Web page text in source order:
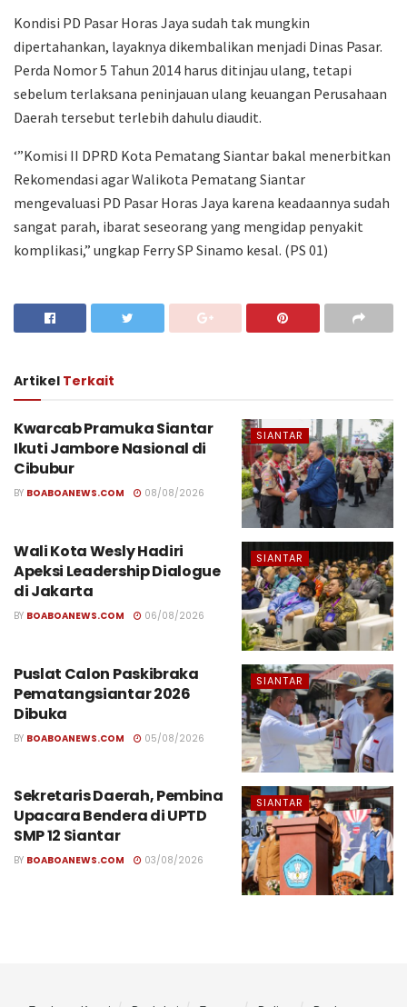
Kondisi PD Pasar Horas Jaya sudah tak mungkin
dipertahankan, layaknya dikembalikan menjadi Dinas Pasar.
Perda Nomor 5 Tahun 2014 harus ditinjau ulang, tetapi
sebelum terlaksana peninjauan ulang keuangan Perusahaan
Daerah tersebut terlebih dahulu diaudit.
‘”Komisi II DPRD Kota Pematang Siantar bakal menerbitkan
Rekomendasi agar Walikota Pematang Siantar
mengevaluasi PD Pasar Horas Jaya karena keadaannya sudah
sangat parah, ibarat seseorang yang mengidap penyakit
komplikasi,” ungkap Ferry SP Sinamo kesal. (PS 01)
Artikel Terkait
SIANTAR
Kwarcab Pramuka Siantar
Ikuti Jambore Nasional di
Cibubur
BY BOABOANEWS.COM 08/08/2026
SIANTAR
Wali Kota Wesly Hadiri
Apeksi Leadership Dialogue
di Jakarta
BY BOABOANEWS.COM 06/08/2026
SIANTAR
Puslat Calon Paskibraka
Pematangsiantar 2026
Dibuka
BY BOABOANEWS.COM 05/08/2026
SIANTAR
Sekretaris Daerah, Pembina
Upacara Bendera di UPTD
SMP 12 Siantar
BY BOABOANEWS.COM 03/08/2026